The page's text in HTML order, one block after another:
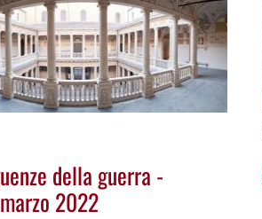
della guerra -
2022